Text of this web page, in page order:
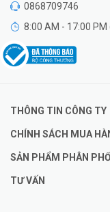
0868709746
8:00 AM - 17:00 PM
THÔNG TIN CÔNG TY
CHÍNH SÁCH MUA
SẢN PHẨM PHÂN PHỐI
TƯ VẤN